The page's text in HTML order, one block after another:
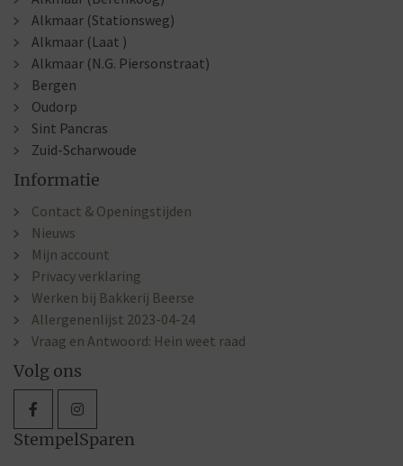
Alkmaar (Stationsweg)
Alkmaar (Laat )
Alkmaar (N.G. Piersonstraat)
Bergen
Oudorp
Sint Pancras
Zuid-Scharwoude
Informatie
Contact & Openingstijden
Nieuws
Mijn account
Privacy verklaring
Werken bij Bakkerij Beerse
Allergenenlijst 2023-04-24
Vraag en Antwoord: Hein weet raad
Volg ons
StempelSparen